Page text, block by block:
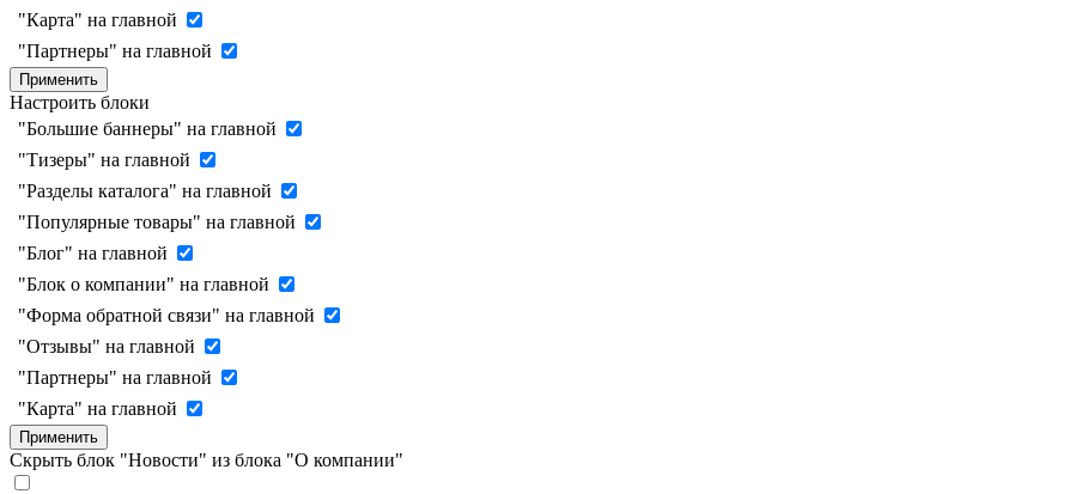
"Карта" на главной
"Партнеры" на главной
Применить
Настроить блоки
"Большие баннеры" на главной
"Тизеры" на главной
"Разделы каталога" на главной
"Популярные товары" на главной
"Блог" на главной
"Блок о компании" на главной
"Форма обратной связи" на главной
"Отзывы" на главной
"Партнеры" на главной
"Карта" на главной
Применить
Скрыть блок "Новости" из блока "О компании"